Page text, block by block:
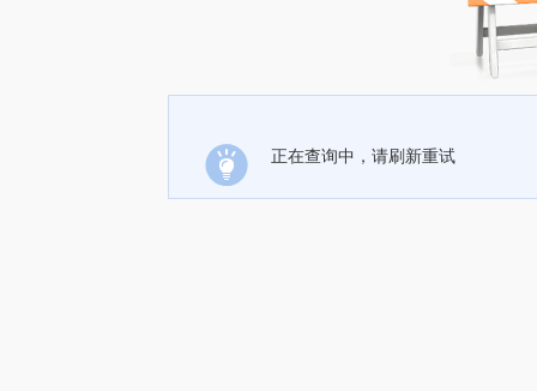
正在查询中，请刷新重试